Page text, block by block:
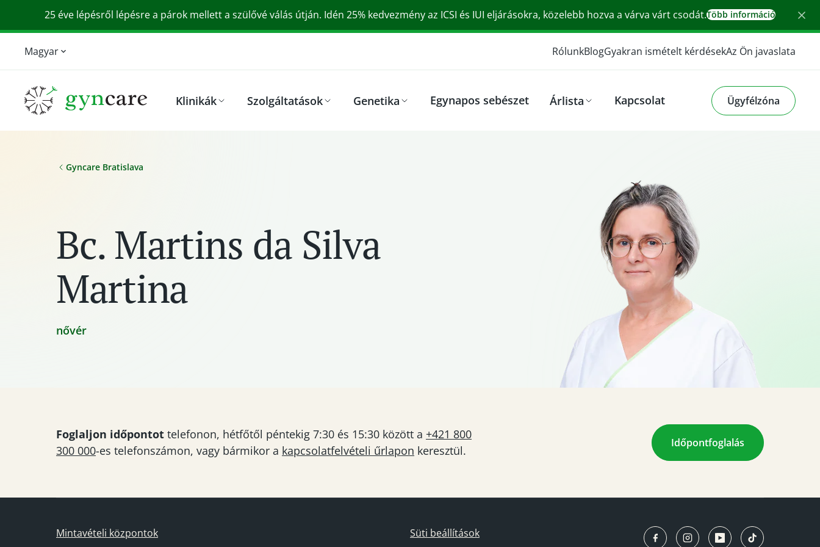
25 éve lépésről lépésre a párok mellett a szülővé válás útján. Idén 25% kedvezmény az ICSI és IUI eljárásokra, közelebb hozva a várva várt csodát.Több információ
Magyar
English
Srpski
Slovensky
Deutsch
RólunkBlogGyakran ismételt kérdésekAz Ön javaslata
Klinikák Szolgáltatások Genetika Egynapos sebészet Árlista Kapcsolat Ügyfélzóna
Gyncare Bratislava
Bc. Martins da Silva
Martina
nővér
Foglaljon időpontot telefonon, hétfőtől péntekig 7:30 és 15:30 között a +421 800
300 000-es telefonszámon, vagy bármikor a kapcsolatfelvételi űrlapon keresztül.
Időpontfoglalás
Mintavételi központok Süti beállítások